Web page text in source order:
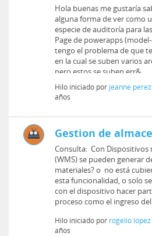
Hola buenas me gustaría
alguna forma de ver como
especie de auditoría para
Page de powerapps
tengo el problema de que
en la cual se suben varios
pero estos se suben err&...
Hilo iniciado por jeanne
años
Gestion de
Consulta: Con Dispositivos
(WMS) se pueden generar
materiales? o no está
esta funcionalidad, o solo
con el dispositivo hacer
proceso como el ingreso del
Hilo iniciado por rogelio lopez
años